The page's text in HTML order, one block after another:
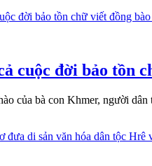
cuộc đời bảo tồn
của bà con Khmer, người